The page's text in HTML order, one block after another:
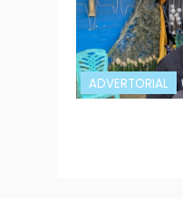
ADVERTORIAL